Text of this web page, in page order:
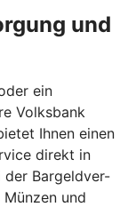
und
ein
Volksbank
Ihnen einen
direkt in
der Bargeldver-
und